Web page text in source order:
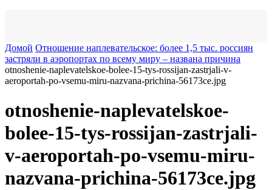
Домой Отношение наплевательское: более 1,5 тыс. россиян
застряли в аэропортах по всему миру – названа причина
otnoshenie-naplevatelskoe-bolee-15-tys-rossijan-zastrjali-v-
aeroportah-po-vsemu-miru-nazvana-prichina-56173ce.jpg
otnoshenie-naplevatelskoe-
bolee-15-tys-rossijan-zastrjali-
v-aeroportah-po-vsemu-miru-
nazvana-prichina-56173ce.jpg